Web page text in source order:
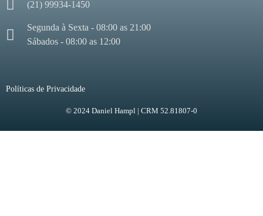
(21) 99934-1450
Segunda à Sexta - 08:00 as 21:00
Sábados - 08:00 as 12:00
Políticas de Privacidade
© 2024 Daniel Hampl | CRM 52.81807-0